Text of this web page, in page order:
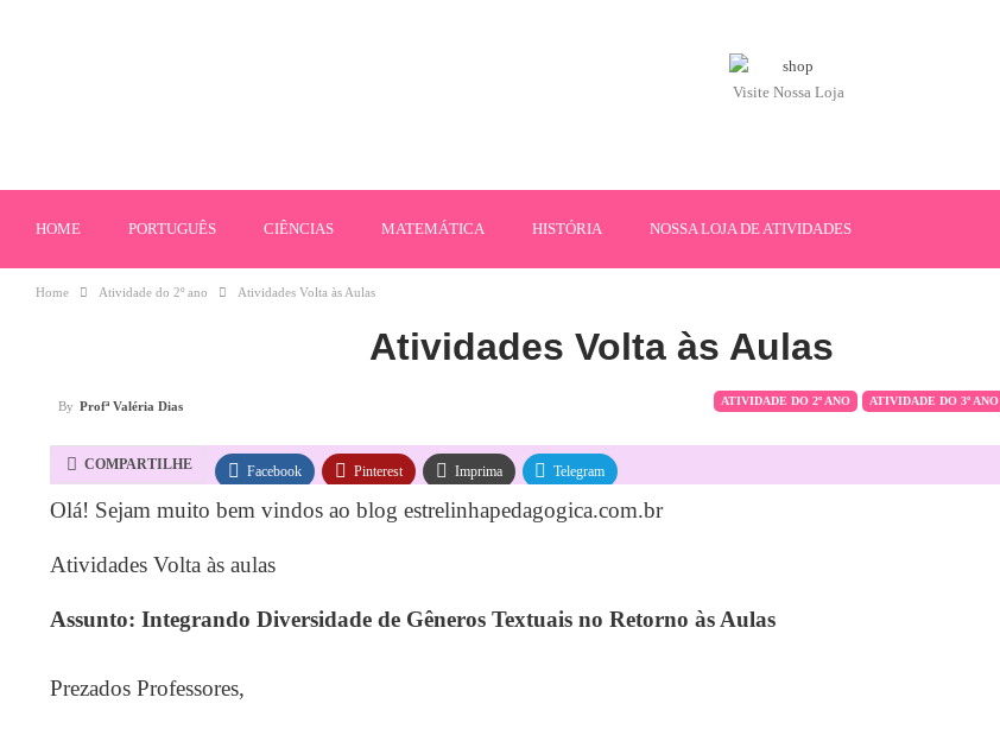
Visite Nossa Loja
HOME PORTUGUÊS CIÊNCIAS MATEMÁTICA HISTÓRIA NOSSA LOJA DE ATIVIDADES
Home Atividade do 2º ano Atividades Volta às Aulas
Atividades Volta às Aulas
ATIVIDADE DO 2º ANO ATIVIDADE DO 3º ANO
By Profª Valéria Dias
COMPARTILHE Facebook Pinterest Imprima Telegram
Olá! Sejam muito bem vindos ao blog estrelinhapedagogica.com.br
Atividades Volta às aulas
Assunto: Integrando Diversidade de Gêneros Textuais no Retorno às Aulas
Prezados Professores,